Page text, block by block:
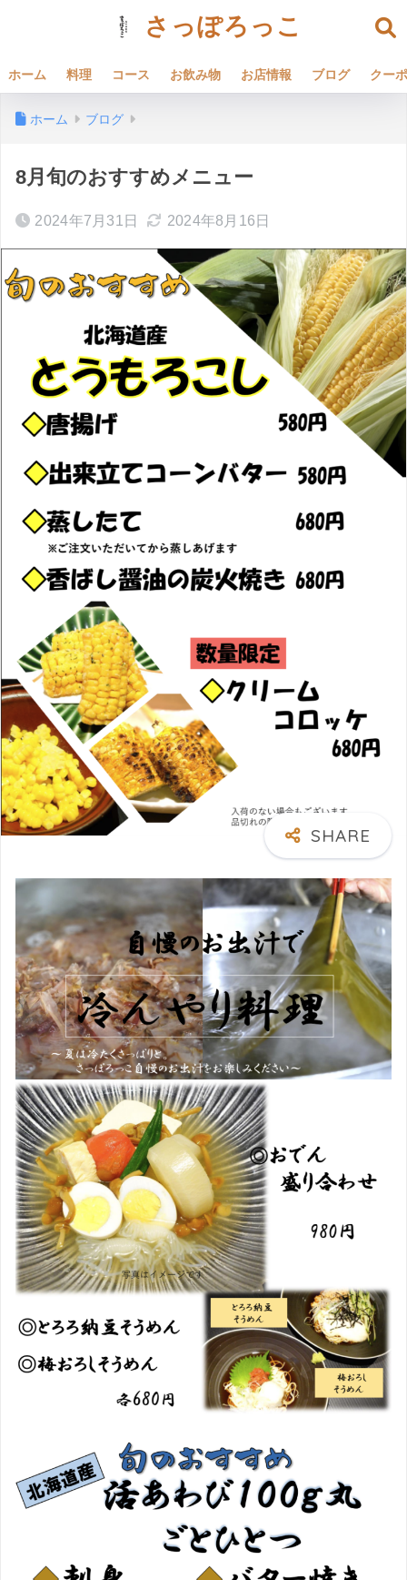
さっぽろっこ
ホーム 料理 コース お飲み物 お店情報 ブログ クー
ホーム ブログ
8月旬のおすすめメニュー
2024年7月31日 2024年8月16日